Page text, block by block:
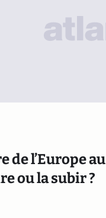
de l’Europe
ou la subir ?